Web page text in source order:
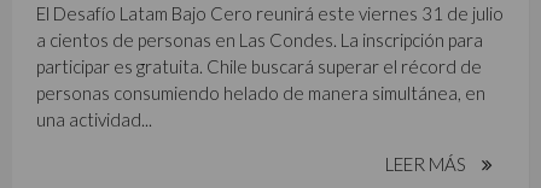
El Desafío Latam Bajo Cero reunirá este viernes 31 de julio
a cientos de personas en Las Condes. La inscripción para
participar es gratuita. Chile buscará superar el récord de
personas consumiendo helado de manera simultánea, en
una actividad...
LEER MÁS